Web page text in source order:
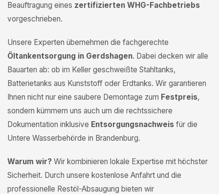
Beauftragung eines zertifizierten WHG-Fachbetriebs
vorgeschrieben.
Unsere Experten übernehmen die fachgerechte
Öltankentsorgung in Gerdshagen. Dabei decken wir alle
Bauarten ab: ob im Keller geschweißte Stahltanks,
Batterietanks aus Kunststoff oder Erdtanks. Wir garantieren
Ihnen nicht nur eine saubere Demontage zum Festpreis,
sondern kümmern uns auch um die rechtssichere
Dokumentation inklusive Entsorgungsnachweis für die
Untere Wasserbehörde in Brandenburg.
Warum wir? Wir kombinieren lokale Expertise mit höchster
Sicherheit. Durch unsere kostenlose Anfahrt und die
professionelle Restöl-Absaugung bieten wir